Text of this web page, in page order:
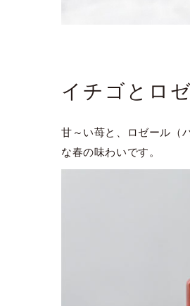
イチゴとロ
甘～い苺と、ロゼール（
な春の味わいです。